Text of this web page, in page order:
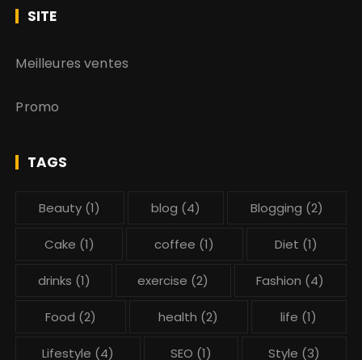
SITE
Meilleures ventes
Promo
TAGS
Beauty (1) blog (4) Blogging (2)
Cake (1) coffee (1) Diet (1)
drinks (1) exercise (2) Fashion (4)
Food (2) health (2) life (1)
Lifestyle (4) SEO (1) Style (3)